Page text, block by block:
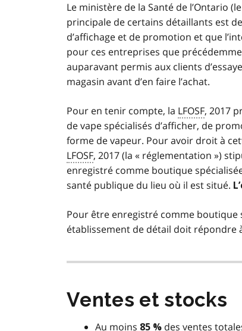
Le ministère de la Santé de l’Ontario
principale de certains détaillants est
d’affichage et de promotion et que
pour ces entreprises que
auparavant permis aux clients
magasin avant d’en faire l’achat.
Pour en tenir compte, la LFOSF, 2017
de vape spécialisés d’afficher, de
forme de vapeur. Pour avoir droit à
LFOSF, 2017 (la « réglementation »)
enregistré comme boutique
santé publique du lieu où il est situé.
Pour être enregistré comme boutique
établissement de détail doit répondre
Ventes et stocks
Au moins 85 % des ventes